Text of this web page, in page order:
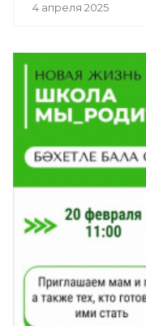
4 апреля 2025